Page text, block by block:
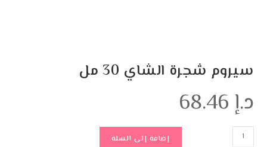
الشاي 30 مل
إضافة إلى السلة